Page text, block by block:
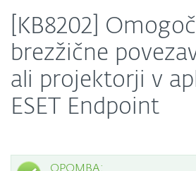
[KB8202]
brezžične
ali projektorji v
ESET Endpoint